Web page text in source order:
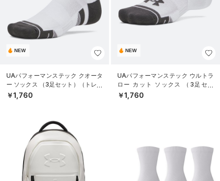
NEW
UAパフォーマンステック クオータ
ー ソックス （3足セット）（トレー
ニング/UNISEX）
￥1,760
NEW
UAパフォーマンステック ウルトラ
ロー カット ソックス （3足セッ
ト）（トレーニング/UNISEX）
￥1,760